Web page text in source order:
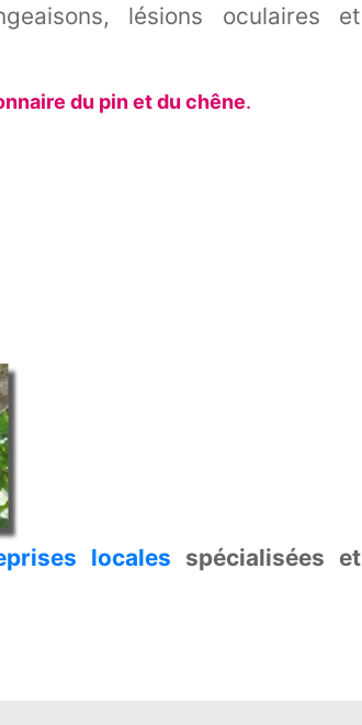
lésions oculaires et
du pin et du chêne.
locales spécialisées et